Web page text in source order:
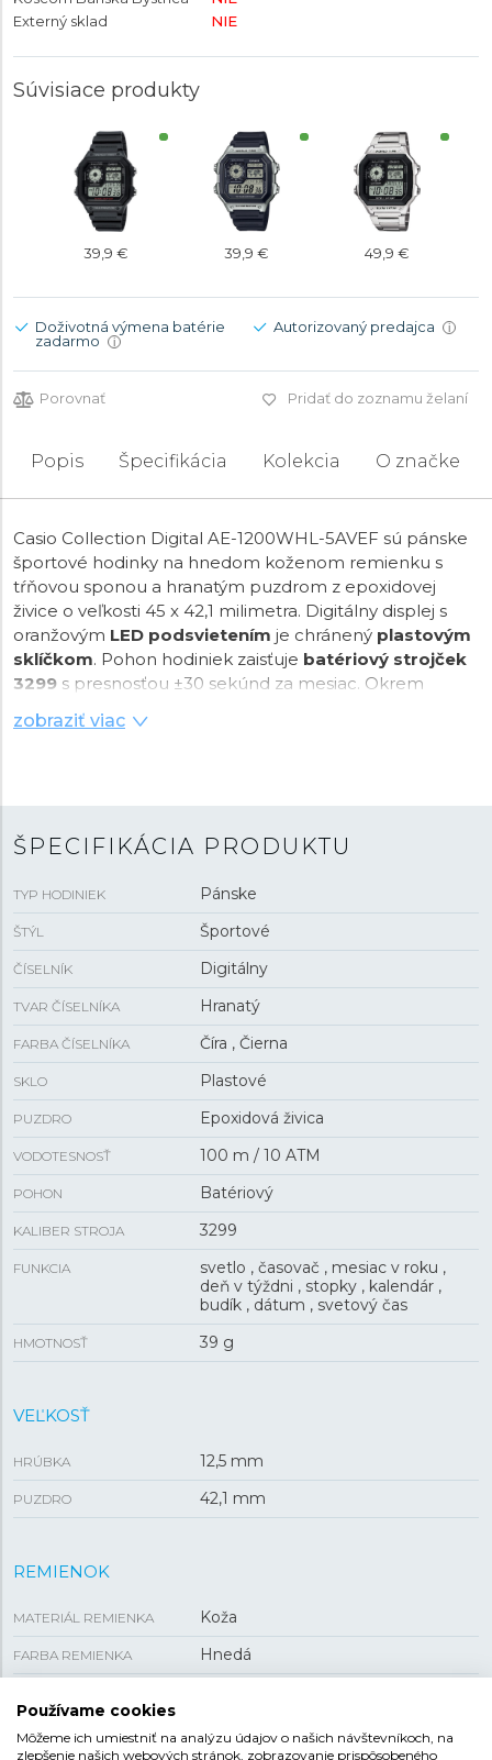
Externý sklad
NIE
Súvisiace produkty
39,9 € 39,9 € 49,9 €
Doživotná výmena batérie
zadarmo
i
Autorizovaný predajca i
Porovnať Pridať do zoznamu želaní
Popis Špecifikácia Kolekcia O značke
Casio Collection Digital AE-1200WHL-5AVEF sú pánske
športové hodinky na hnedom koženom remienku s
tŕňovou sponou a hranatým puzdrom z epoxidovej
živice o veľkosti 45 x 42,1 milimetra. Digitálny displej s
oranžovým LED podsvietením je chránený plastovým
sklíčkom. Pohon hodiniek zaisťuje batériový strojček
3299 s presnosťou ±30 sekúnd za mesiac. Okrem
samotného času hodinky zobrazujú dátum, deň v týždni,
mesiac v roku a disponujú funkciou budíka, timera,
zobraziť viac
ŠPECIFIKÁCIA PRODUKTU
TYP HODINIEK Pánske
ŠTÝL Športové
ČÍSELNÍK Digitálny
TVAR ČÍSELNÍKA Hranatý
FARBA ČÍSELNÍKA Číra , Čierna
SKLO Plastové
PUZDRO Epoxidová živica
VODOTESNOSŤ 100 m / 10 ATM
POHON Batériový
KALIBER STROJA 3299
FUNKCIA
svetlo , časovač , mesiac v roku ,
deň v týždni , stopky , kalendár ,
budík , dátum , svetový čas
HMOTNOSŤ 39 g
VEĽKOSŤ
HRÚBKA 12,5 mm
PUZDRO 42,1 mm
REMIENOK
MATERIÁL REMIENKA Koža
FARBA REMIENKA Hnedá
Používame cookies
Môžeme ich umiestniť na analýzu údajov o našich návštevníkoch, na
zlepšenie našich webových stránok, zobrazovanie prispôsobeného